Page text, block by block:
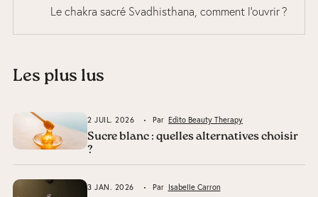
Le chakra sacré Svadhisthana, comment l’ouvrir ?
Les plus lus
2 JUIL. 2026 Par Edito Beauty Therapy
Sucre blanc : quelles alternatives choisir
?
3 JAN. 2026 Par Isabelle Carron